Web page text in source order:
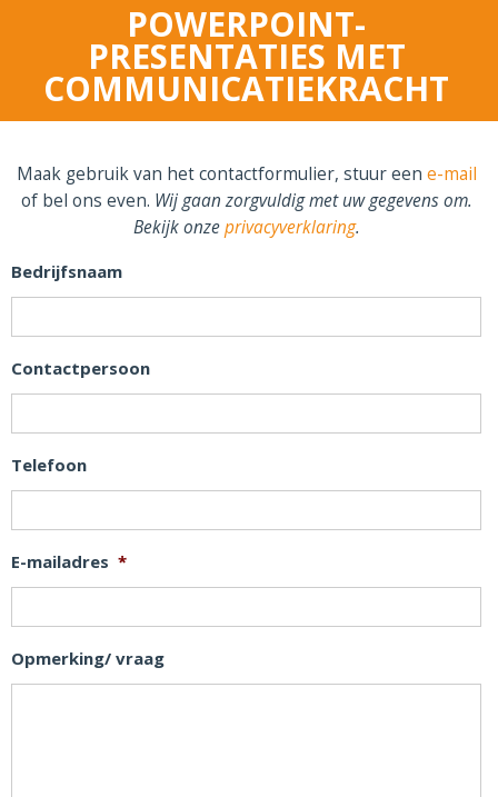
POWERPOINT-
PRESENTATIES MET
COMMUNICATIEKRACHT
Maak gebruik van het contactformulier, stuur een e-mail
of bel ons even. Wij gaan zorgvuldig met uw gegevens om.
Bekijk onzeprivacyverklaring.
Bedrijfsnaam
Contactpersoon
Telefoon
E-mailadres *
Opmerking/ vraag